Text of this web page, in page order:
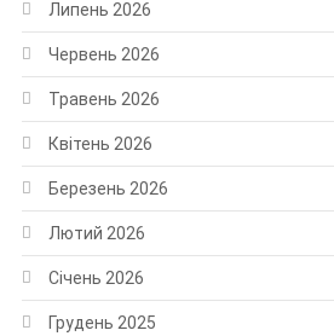
Липень 2026
Червень 2026
Травень 2026
Квітень 2026
Березень 2026
Лютий 2026
Січень 2026
Грудень 2025